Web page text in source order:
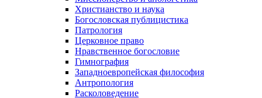
Христианство и наука
Богословская публицистика
Патрология
Церковное право
Нравственное богословие
Гимнография
Западноевропейская философия
Антропология
Расколоведение